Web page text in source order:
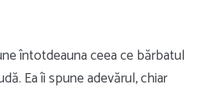
întotdeauna ceea ce bărbatul
Ea îi spune adevărul, chiar